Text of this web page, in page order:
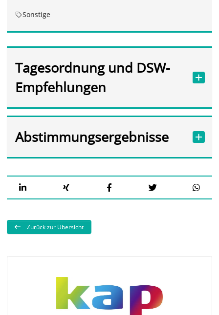
Sonstige
Tagesordnung und DSW-
Empfehlungen
Abstimmungsergebnisse
Zurück zur Übersicht